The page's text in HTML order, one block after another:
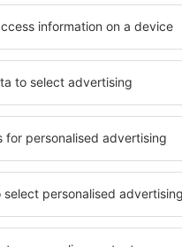
Hotel Villa Colico
303€
Colico, 28 august 2026, 2 nopți
Vedeți mai multe